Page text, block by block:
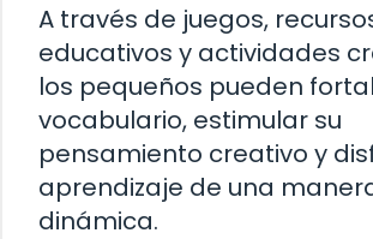
A través de juegos,
educativos y actividades
los pequeños pueden
vocabulario, estimular su
pensamiento creativo y
aprendizaje de una
dinámica.